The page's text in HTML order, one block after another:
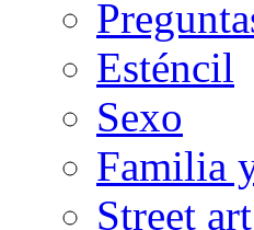
Esténcil
Sexo
Familia
Street art